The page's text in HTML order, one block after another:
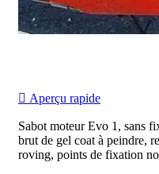
 Aperçu rapide
Sabot moteur Evo 1, sans
brut de gel coat à peindre,
roving, points de fixation